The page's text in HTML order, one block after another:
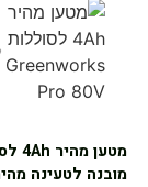
מובנה לטעינה